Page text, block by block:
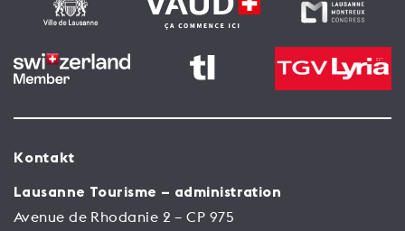
Kontakt
Lausanne Tourisme – administration
Avenue de Rhodanie 2 – CP 975